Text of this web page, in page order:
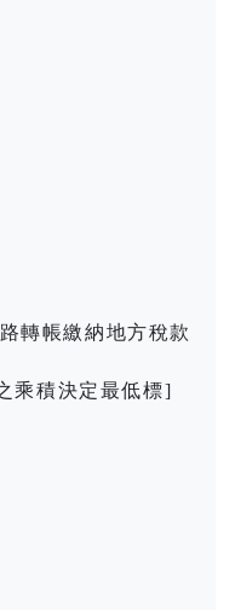
轉帳繳納地方稅款
乘積決定最低標]